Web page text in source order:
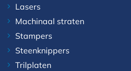
Lasers
Machinaal straten
Stampers
Steenknippers
Trilplaten